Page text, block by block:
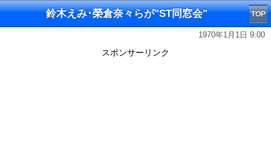
鈴木えみ･榮倉奈々らが"ST同窓会" TOP
1970年1月1日 9:00
スポンサーリンク